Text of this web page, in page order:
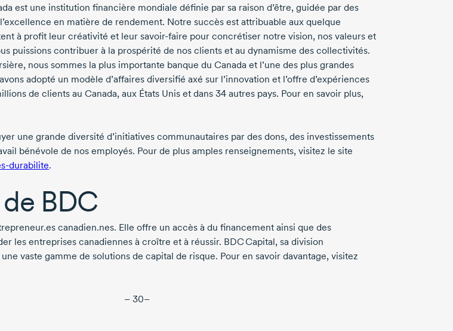
est une institution financière mondiale définie par sa raison d’être, guidée par des
en matière de rendement. Notre succès est attribuable aux quelque
à profit leur créativité et leur savoir-faire pour concrétiser notre vision, nos valeurs et
puissions contribuer à la prospérité de nos clients et au dynamisme des collectivités.
nous sommes la plus importante banque du Canada et l’une des plus grandes
adopté un modèle d’affaires diversifié axé sur l’innovation et l’offre d’expériences
de clients au Canada, aux États Unis et dans 34 autres pays. Pour en savoir plus,
une grande diversité d’initiatives communautaires par des dons, des investissements
bénévole de nos employés. Pour de plus amples renseignements, visitez le site
durabilite.
BDC
canadien.nes. Elle offre un accès à du financement ainsi que des
les entreprises canadiennes à croître et à réussir. BDC Capital, sa division
vaste gamme de solutions de capital de risque. Pour en savoir davantage, visitez
– 30–